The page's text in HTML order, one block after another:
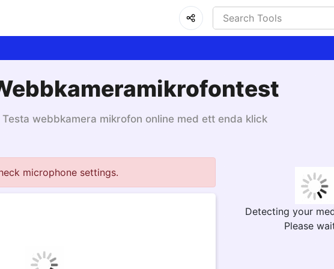
Testa webbkamera mikrofon online med ett enda klick
microphone settings.
Detecting your
Please